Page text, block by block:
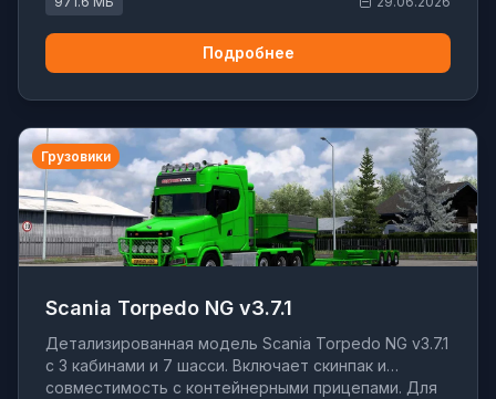
Подробнее
Грузовики
Scania Torpedo NG v3.7.1
Детализированная модель Scania Torpedo NG v3.7.1
с 3 кабинами и 7 шасси. Включает скинпак и
совместимость с контейнерными прицепами. Для